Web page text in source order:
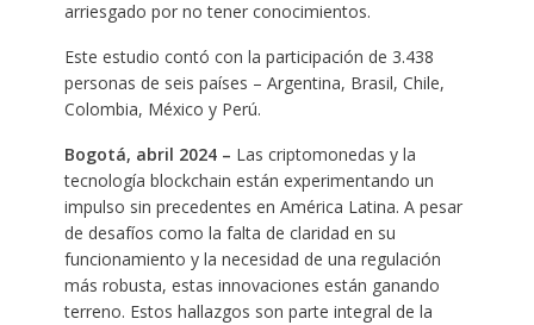
arriesgado por no tener conocimientos.
Este estudio contó con la participación de 3.438
personas de seis países – Argentina, Brasil, Chile,
Colombia, México y Perú.
Bogotá, abril 2024 – Las criptomonedas y la
tecnología blockchain están experimentando un
impulso sin precedentes en América Latina. A pesar
de desafíos como la falta de claridad en su
funcionamiento y la necesidad de una regulación
más robusta, estas innovaciones están ganando
terreno. Estos hallazgos son parte integral de la